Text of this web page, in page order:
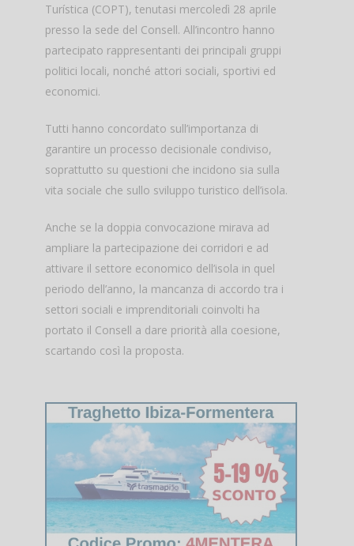
Turística (COPT), tenutasi mercoledì 28 aprile
presso la sede del Consell. All’incontro hanno
partecipato rappresentanti dei principali gruppi
politici locali, nonché attori sociali, sportivi ed
economici.
Tutti hanno concordato sull’importanza di
garantire un processo decisionale condiviso,
soprattutto su questioni che incidono sia sulla
vita sociale che sullo sviluppo turistico dell’isola.
Anche se la doppia convocazione mirava ad
ampliare la partecipazione dei corridori e ad
attivare il settore economico dell’isola in quel
periodo dell’anno, la mancanza di accordo tra i
settori sociali e imprenditoriali coinvolti ha
portato il Consell a dare priorità alla coesione,
scartando così la proposta.